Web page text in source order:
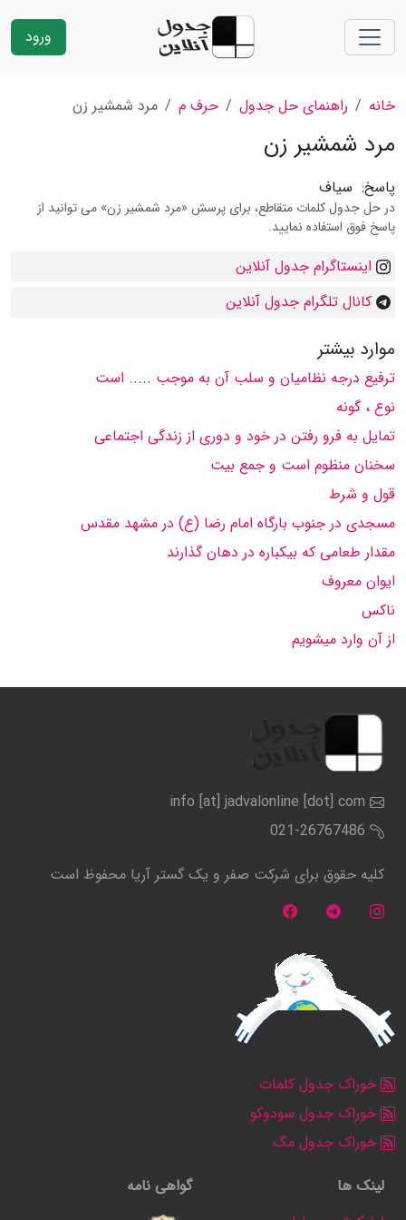
ورود
خانه راهنمای حل جدول حرف م مرد شمشیر زن
مرد شمشیر زن
پاسخ: سیاف
در حل جدول کلمات متقاطع، برای پرسش «مرد شمشیر زن» می توانید از
پاسخ فوق استفاده نمایید.
اینستاگرام جدول آنلاین
کانال تلگرام جدول آنلاین
موارد بیشتر
ترفیع درجه نظامیان و سلب آن به موجب ..... است
نوع ، گونه
تمایل به فرو رفتن در خود و دوری از زندگی اجتماعی
سخنان منظوم است و جمع بیت
قول و شرط
مسجدی در جنوب بارگاه امام رضا (ع) در مشهد مقدس
مقدار طعامی که بیکباره در دهان گذارند
ایوان معروف
ناکس
از آن وارد میشویم
info [at] jadvalonline [dot] com
021-26767486
کلیه حقوق برای شرکت صفر و یک گستر آریا محفوظ است
خوراک جدول کلمات
خوراک جدول سودوکو
خوراک جدول مگ
لینک ها
گواهی نامه